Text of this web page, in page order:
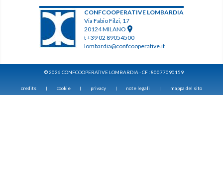
CONFCOOPERATIVE LOMBARDIA
Via Fabio Filzi, 17
20124 MILANO
t +39 02 89054500
lombardia@confcooperative.it
© 2026 CONFCOOPERATIVE LOMBARDIA - CF : 80077090159
credits | cookie | privacy | note legali | mappa del sito